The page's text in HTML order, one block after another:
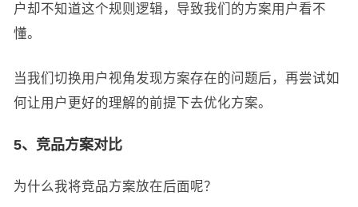
户却不知道这个规则逻辑，导致我们的方案用户看不
懂。
当我们切换用户视角发现方案存在的问题后，再尝试如
何让用户更好的理解的前提下去优化方案。
5、竞品方案对比
为什么我将竞品方案放在后面呢？